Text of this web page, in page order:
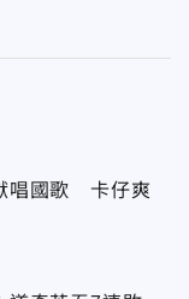
唱國歌 卡仔爽